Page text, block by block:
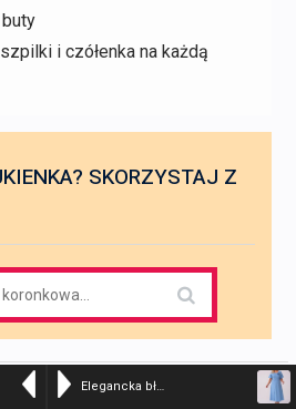
Elegancka błękitna sukienka Doris na wesele PLUS SIZE XXL
i czółenka na każdą
SKORZYSTAJ Z